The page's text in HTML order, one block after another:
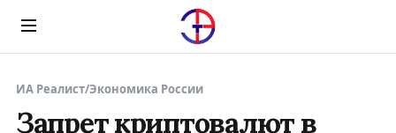
Menu
ИА Реалист/Экономика России
Запрет криптовалют в